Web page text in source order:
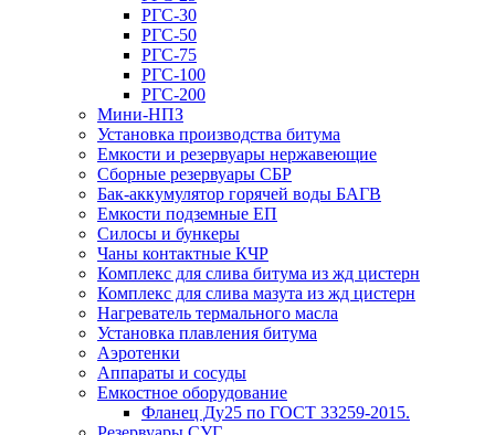
РГС-30
РГС-50
РГС-75
РГС-100
РГС-200
Мини-НПЗ
Установка производства битума
Емкости и резервуары нержавеющие
Сборные резервуары СБР
Бак-аккумулятор горячей воды БАГВ
Емкости подземные ЕП
Силосы и бункеры
Чаны контактные КЧР
Комплекс для слива битума из жд цистерн
Комплекс для слива мазута из жд цистерн
Нагреватель термального масла
Установка плавления битума
Аэротенки
Аппараты и сосуды
Емкостное оборудование
Фланец Ду25 по ГОСТ 33259-2015.